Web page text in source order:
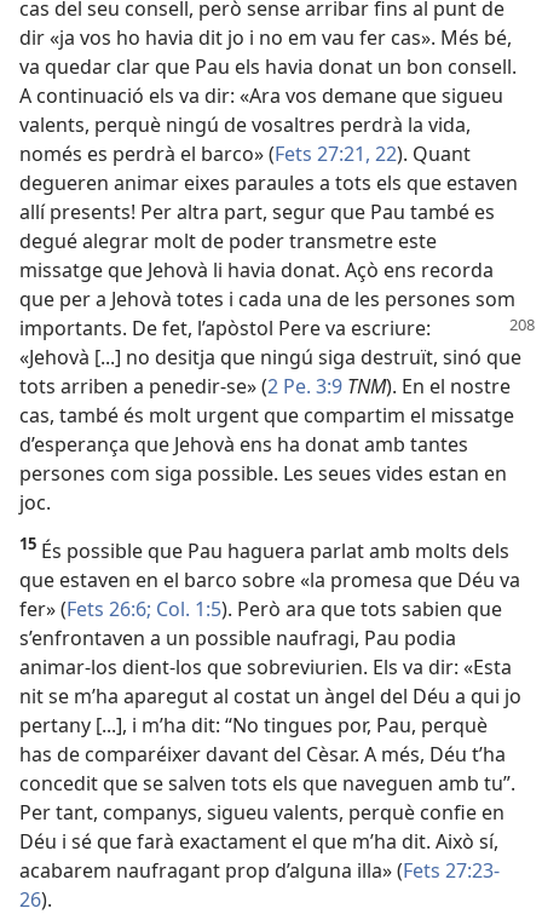
cas del seu consell, però sense arribar fins al punt de
dir «ja vos ho havia dit jo i no em vau fer cas». Més bé,
va quedar clar que Pau els havia donat un bon consell.
A continuació els va dir: «Ara vos demane que sigueu
valents, perquè ningú de vosaltres perdrà la vida,
només es perdrà el barco» (Fets 27:21, 22). Quant
degueren animar eixes paraules a tots els que estaven
allí presents! Per altra part, segur que Pau també es
degué alegrar molt de poder transmetre este
missatge que Jehovà li havia donat. Açò ens recorda
que per a Jehovà totes i cada una de les persones som
importants. De fet, l’apòstol Pereva escriure:
«Jehovà [...] no desitja que ningú siga destruït, sinó que
tots arriben a penedir-se» (2 Pe. 3:9 TNM). En el nostre
cas, també és molt urgent que compartim el missatge
d’esperança que Jehovà ens ha donat amb tantes
persones com siga possible. Les seues vides estan en
joc.
15 És possible que Pau haguera parlat amb molts dels
que estaven en el barco sobre «la promesa que Déu va
fer» (Fets 26:6; Col. 1:5). Però ara que tots sabien que
s’enfrontaven a un possible naufragi, Pau podia
animar-los dient-los que sobreviurien. Els va dir: «Esta
nit se m’ha aparegut al costat un àngel del Déu a qui jo
pertany [...], i m’ha dit: “No tingues por, Pau, perquè
has de comparéixer davant del Cèsar. A més, Déu t’ha
concedit que se salven tots els que naveguen amb tu”.
Per tant, companys, sigueu valents, perquè confie en
Déu i sé que farà exactament el que m’ha dit. Això sí,
acabarem naufragant prop d’alguna illa» (Fets 27:23-
26).